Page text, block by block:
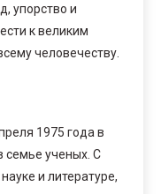
упорство и
к великим
человечеству.
1975 года в
семье ученых. С
и литературе,